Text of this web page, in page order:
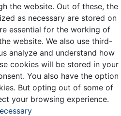
the website. Out of these, the
as necessary are stored on
essential for the working of
website. We also use third-
analyze and understand how
cookies will be stored in your
You also have the option
But opting out of some of
your browsing experience.